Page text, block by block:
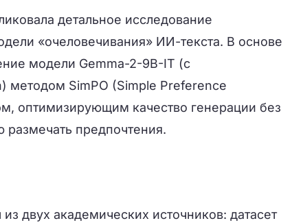
детальное исследование
«очеловечивания» ИИ-текста. В основе
модели Gemma-2-9B-IT (с
методом SimPO (Simple Preference
оптимизирующим качество генерации без
предпочтения.
двух академических источников: датасет